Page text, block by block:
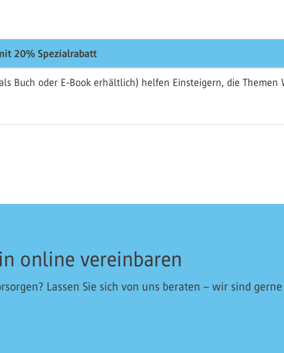
20% Spezialrabatt
Buch oder E-Book erhältlich) helfen Einsteigern, die Themen
online vereinbaren
Lassen Sie sich von uns beraten – wir sind